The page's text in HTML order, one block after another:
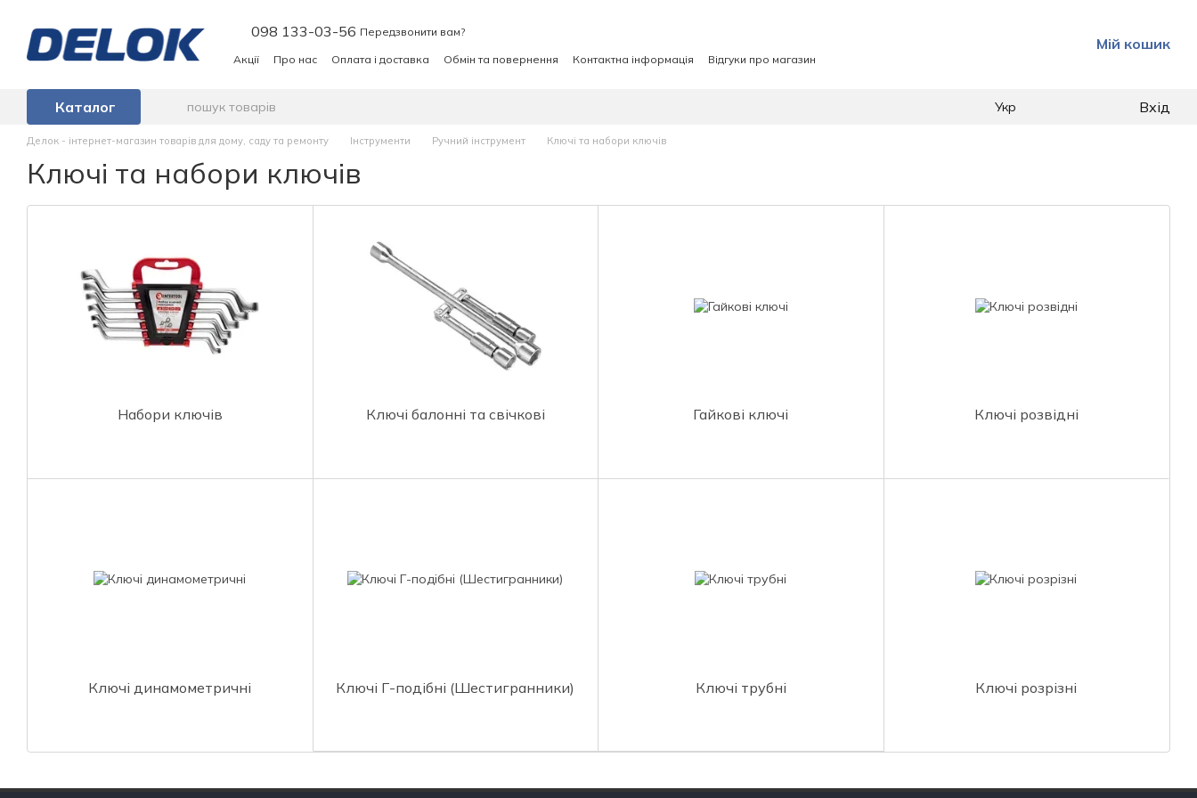
098 133-03-56 Передзвонити вам?
Акції Про нас Оплата і доставка Обмін та повернення Контактна інформація Відгуки про магазин
Мій кошик
Каталог Укр Вхід
Делок - інтернет-магазин товарів для дому, саду та ремонту Інструменти Ручний інструмент Ключі та набори ключів
Ключі та набори ключів
Набори ключів Ключі балонні та свічкові Гайкові ключі Ключі розвідні
Ключі динамометричні Ключі Г-подібні (Шестигранники) Ключі трубні Ключі розрізні